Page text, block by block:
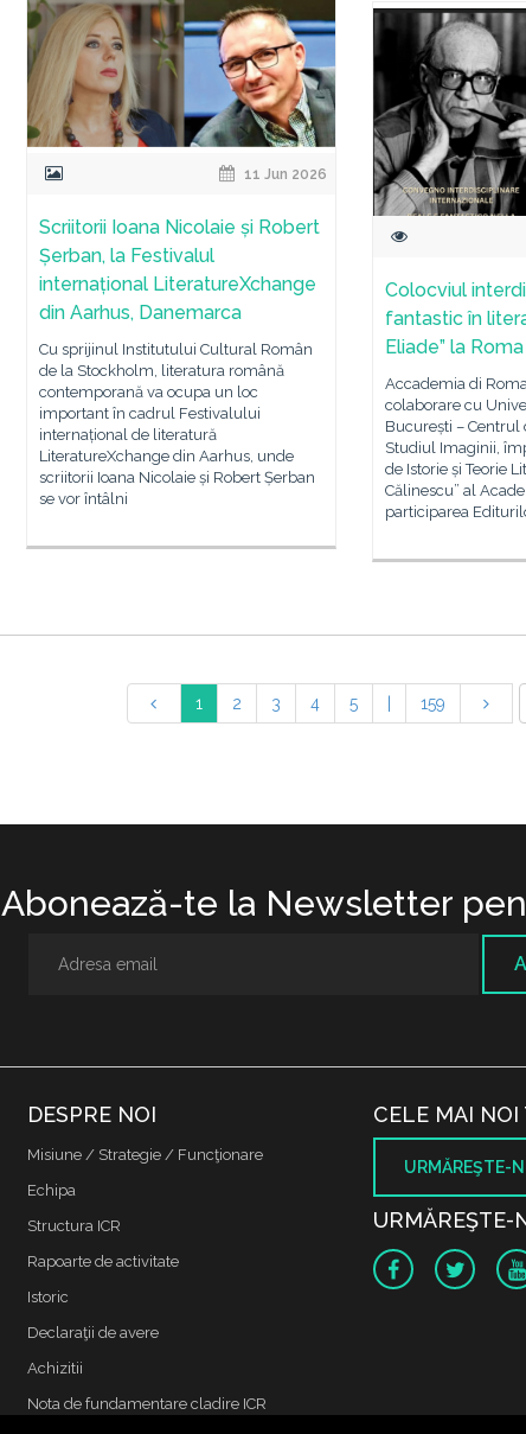
11 Jun 2026
Scriitorii Ioana Nicolaie și Robert
Șerban, la Festivalul
internațional LiteratureXchange
din Aarhus, Danemarca
Cu sprijinul Institutului Cultural Român
de la Stockholm, literatura română
contemporană va ocupa un loc
important în cadrul Festivalului
internațional de literatură
LiteratureXchange din Aarhus, unde
scriitorii Ioana Nicolaie și Robert Șerban
se vor întâlni
Colocviul
fantastic în
Eliade” la Roma
Accademia di
colaborare cu
București – Centrul
Studiul Imaginii,
de Istorie și Teorie
Călinescu” al
participarea
1 2 3 4 5 159
Abonează-te la Newsletter
DESPRE NOI
Misiune / Strategie / Funcţionare
Echipa
Structura ICR
Rapoarte de activitate
Istoric
Declaraţii de avere
Achizitii
Nota de fundamentare cladire ICR
CELE MAI NOI
URMĂREŞTE-
URMĂREŞTE-